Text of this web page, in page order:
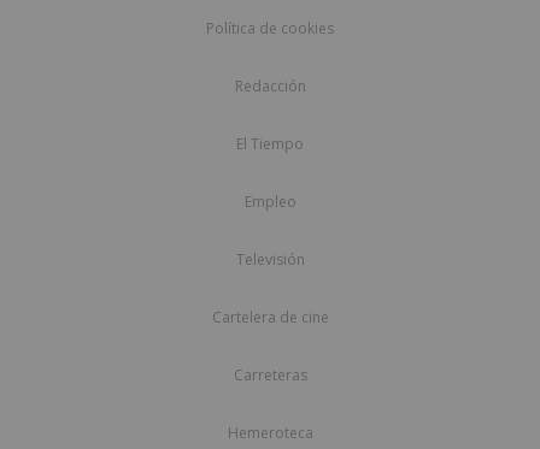
Política de cookies
Redacción
El Tiempo
Empleo
Televisión
Cartelera de cine
Carreteras
Hemeroteca